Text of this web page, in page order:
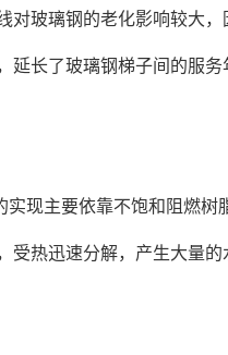
玻璃钢的老化影响较大，
延长了玻璃钢梯子间的服
现主要依靠不饱和阻燃树
热迅速分解，产生大量的